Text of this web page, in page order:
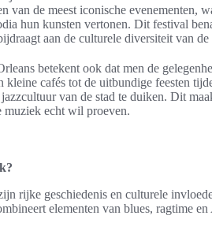
van de meest iconische evenementen,
hun kunsten vertonen. Dit festival
aan de culturele diversiteit van de
betekent ook dat men de
kleine cafés tot de uitbundige feesten
van de stad te duiken. Dit
muziek echt wil proeven.
rijke geschiedenis en culturele
elementen van blues, ragtime